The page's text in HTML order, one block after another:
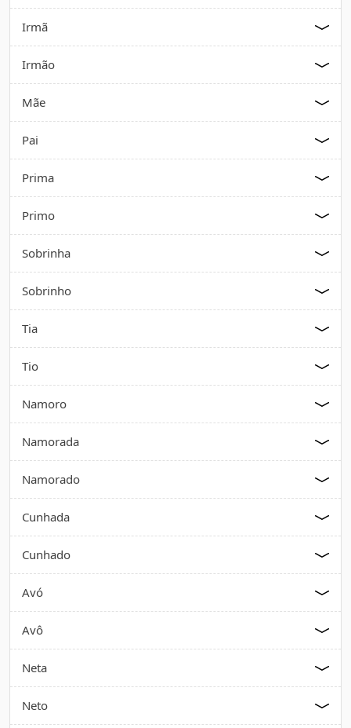
Irmã
Irmão
Mãe
Pai
Prima
Primo
Sobrinha
Sobrinho
Tia
Tio
Namoro
Namorada
Namorado
Cunhada
Cunhado
Avó
Avô
Neta
Neto